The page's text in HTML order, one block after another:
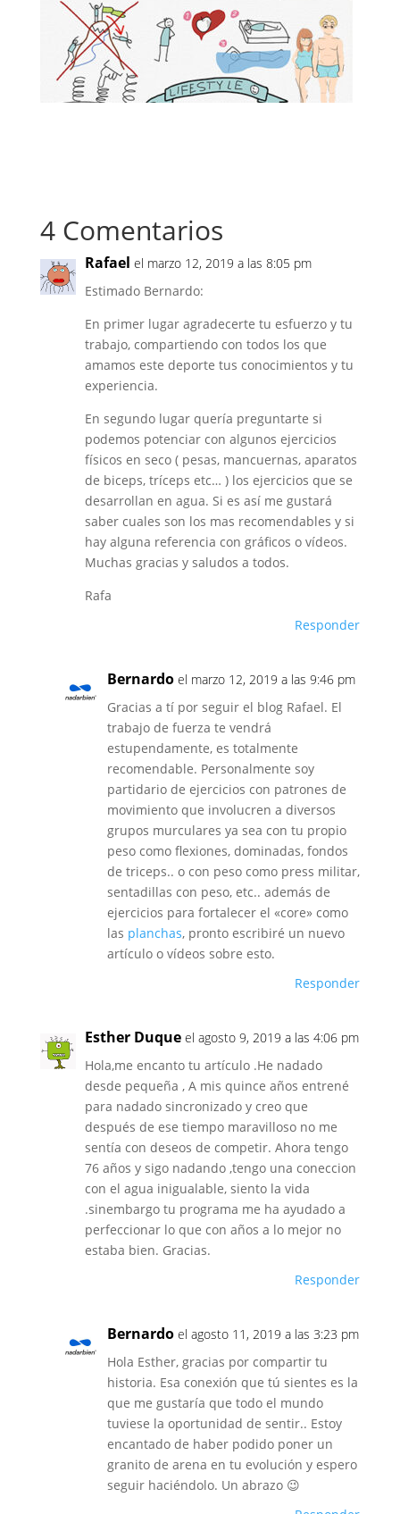
4 Comentarios
Rafael el marzo 12, 2019 a las 8:05 pm
Estimado Bernardo:
En primer lugar agradecerte tu esfuerzo y tu
trabajo, compartiendo con todos los que
amamos este deporte tus conocimientos y tu
experiencia.
En segundo lugar quería preguntarte si
podemos potenciar con algunos ejercicios
físicos en seco ( pesas, mancuernas, aparatos
de biceps, tríceps etc… ) los ejercicios que se
desarrollan en agua. Si es así me gustará
saber cuales son los mas recomendables y si
hay alguna referencia con gráficos o vídeos.
Muchas gracias y saludos a todos.
Rafa
Responder
Bernardo el marzo 12, 2019 a las 9:46 pm
Gracias a tí por seguir el blog Rafael. El
trabajo de fuerza te vendrá
estupendamente, es totalmente
recomendable. Personalmente soy
partidario de ejercicios con patrones de
movimiento que involucren a diversos
grupos murculares ya sea con tu propio
peso como flexiones, dominadas, fondos
de triceps.. o con peso como press militar,
sentadillas con peso, etc.. además de
ejercicios para fortalecer el «core» como
las planchas, pronto escribiré un nuevo
artículo o vídeos sobre esto.
Responder
Esther Duque el agosto 9, 2019 a las 4:06 pm
Hola,me encanto tu artículo .He nadado
desde pequeña , A mis quince años entrené
para nadado sincronizado y creo que
después de ese tiempo maravilloso no me
sentía con deseos de competir. Ahora tengo
76 años y sigo nadando ,tengo una coneccion
con el agua inigualable, siento la vida
.sinembargo tu programa me ha ayudado a
perfeccionar lo que con años a lo mejor no
estaba bien. Gracias.
Responder
Bernardo el agosto 11, 2019 a las 3:23 pm
Hola Esther, gracias por compartir tu
historia. Esa conexión que tú sientes es la
que me gustaría que todo el mundo
tuviese la oportunidad de sentir.. Estoy
encantado de haber podido poner un
granito de arena en tu evolución y espero
seguir haciéndolo. Un abrazo 😉